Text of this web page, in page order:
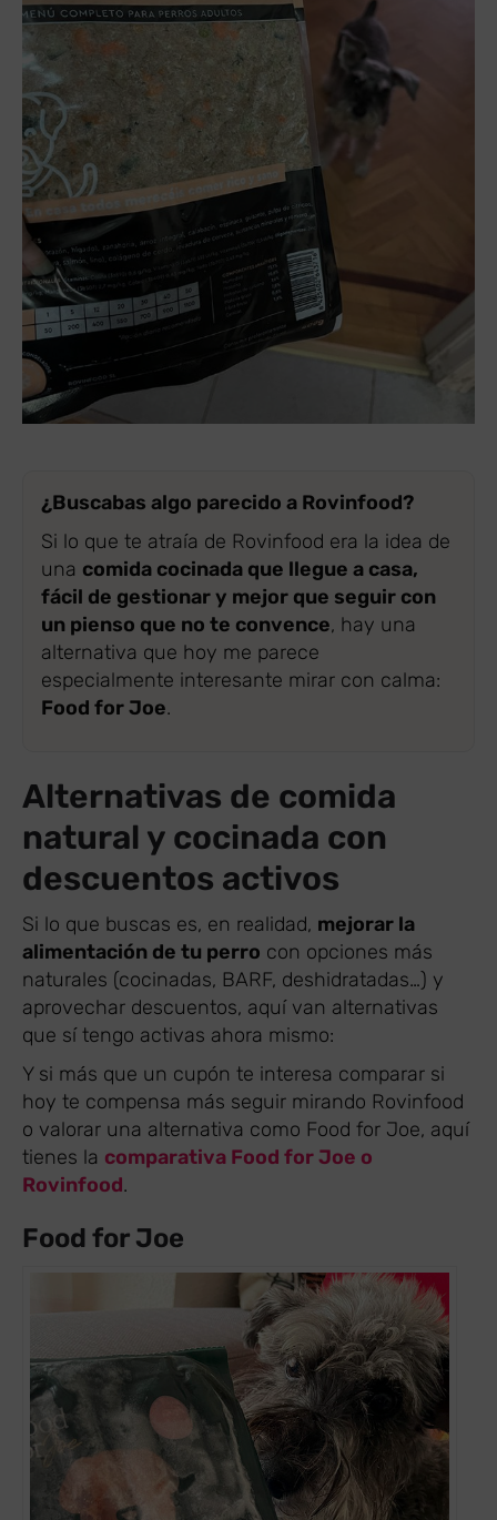
¿Buscabas algo parecido a Rovinfood?
Si lo que te atraía de Rovinfood era la idea de
una comida cocinada que llegue a casa,
fácil de gestionar y mejor que seguir con
un pienso que no te convence, hay una
alternativa que hoy me parece
especialmente interesante mirar con calma:
Food for Joe.
Alternativas de comida
natural y cocinada con
descuentos activos
Si lo que buscas es, en realidad, mejorar la
alimentación de tu perro con opciones más
naturales (cocinadas, BARF, deshidratadas…) y
aprovechar descuentos, aquí van alternativas
que sí tengo activas ahora mismo:
Y si más que un cupón te interesa comparar si
hoy te compensa más seguir mirando Rovinfood
o valorar una alternativa como Food for Joe, aquí
tienes la comparativa Food for Joe o
Rovinfood.
Food for Joe